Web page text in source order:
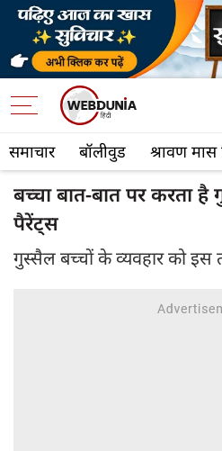
समाचार बॉलीवुड श्रावण
बच्चा बात-बात पर करता है
पैरेंट्स
गुस्सैल बच्चों के व्यवहार को इस